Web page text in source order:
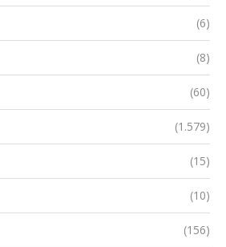
(6)
(8)
(60)
(1.579)
(15)
(10)
(156)